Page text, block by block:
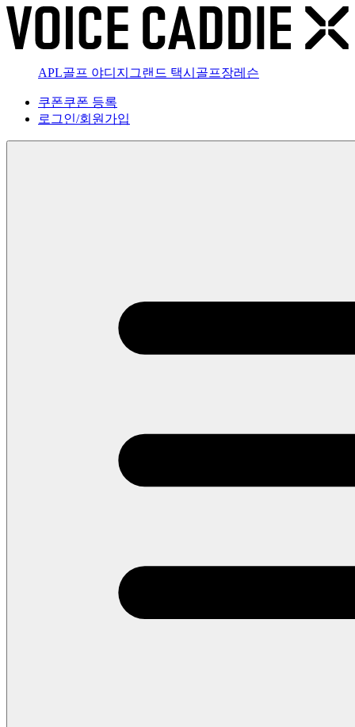
APL골프 야디지 그랜드 택시 골프장레슨
쿠폰쿠폰 등록
로그인/회원가입